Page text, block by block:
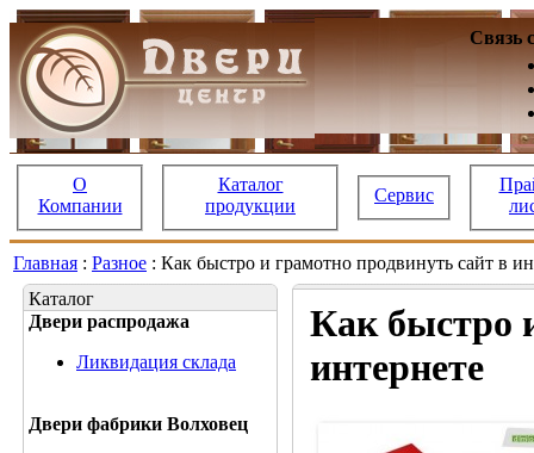
Связь
О
Компании
Каталог
продукции
Сервис
Главная : Разное : Как быстро и грамотно продвинуть сайт в
Каталог
Двери распродажа
Ликвидация склада
Двери фабрики Волховец
Как быстро
интернете